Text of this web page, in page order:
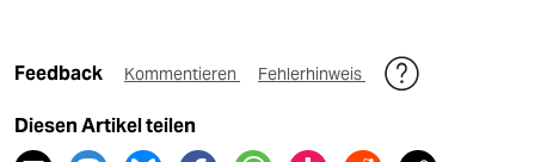
Feedback Kommentieren Fehlerhinweis
Diesen Artikel teilen